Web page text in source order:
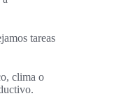
tareas
clima o